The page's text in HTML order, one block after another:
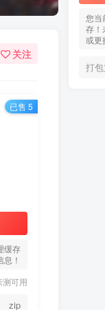
关注
缓存
！
测可用
zip
已售 5
您当
存！
或更
打